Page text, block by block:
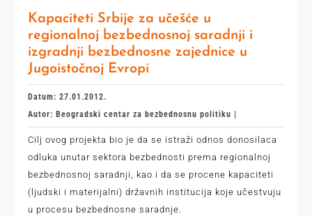
Kapaciteti Srbije za učešće u
regionalnoj bezbednosnoj saradnji i
izgradnji bezbednosne zajednice u
Jugoistočnoj Evropi
Datum: 27.01.2012.
Autor: Beogradski centar za bezbednosnu politiku |
Cilj ovog projekta bio je da se istraži odnos donosilaca
odluka unutar sektora bezbednosti prema regionalnoj
bezbednosnoj saradnji, kao i da se procene kapaciteti
(ljudski i materijalni) državnih institucija koje učestvuju
u procesu bezbednosne saradnje.